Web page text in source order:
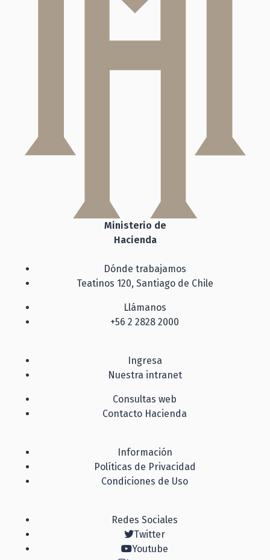
Ministerio de
Hacienda
Dónde trabajamos
Teatinos 120, Santiago de Chile
Llámanos
+56 2 2828 2000
Ingresa
Nuestra intranet
Consultas web
Contacto Hacienda
Información
Políticas de Privacidad
Condiciones de Uso
Redes Sociales
Twitter
Youtube